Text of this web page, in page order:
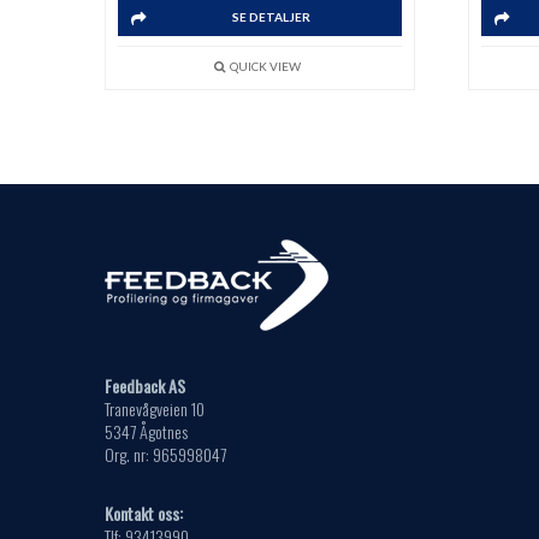
SE DETALJER
QUICK VIEW
Feedback AS
Tranevågveien 10
5347 Ågotnes
Org. nr: 965998047
Kontakt oss: